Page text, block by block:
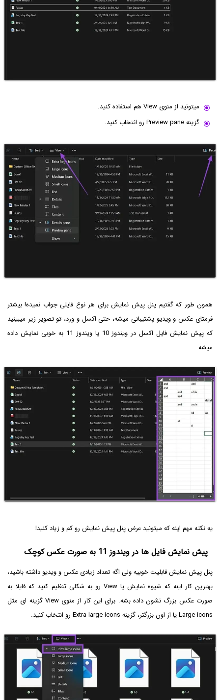
میتونید از منوی View هم استفاده کنید.
گزینه Preview pane رو انتخاب کنید.
همون طور که گفتیم پنل پیش نمایش برای هر نوع فایلی جواب نمیده! بیشتر
فرمتای عکس و ویدیو پشتیبانی میشه، حتی اکسل و ورد، تو تصویر زیر میبینید
که پیش نمایش فایل اکسل در ویندوز 10 یا ویندوز 11 به خوبی نمایش داده
میشه.
یه نکته مهم اینه که میتونید عرض پنل پیش نمایش رو کم و زیاد کنید!
پیش نمایش فایل ها در ویندوز 11 به صورت عکس کوچک
پنل پیش نمایش قابلیت خوبیه ولی اگه تعداد زیادی عکس و ویدیو داشته باشید،
بهترین کار اینه که شیوه نمایش یا View رو به شکلی تنظیم کنید که فایلا به
صورت عکس بزرگ نشون داده بشه. برای این کار از منوی View گزینه ای مثل
Large icons یا از اون بزرگتر، گزینه Extra large icons رو انتخاب کنید.